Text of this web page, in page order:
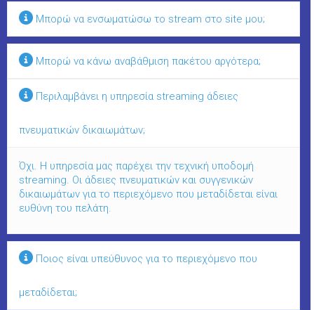
Μπορώ να ενσωματώσω το stream στο site μου;
Μπορώ να κάνω αναβάθμιση πακέτου αργότερα;
Περιλαμβάνει η υπηρεσία streaming άδειες
πνευματικών δικαιωμάτων;
Όχι. Η υπηρεσία μας παρέχει την τεχνική υποδομή
streaming. Οι άδειες πνευματικών και συγγενικών
δικαιωμάτων για το περιεχόμενο που μεταδίδεται είναι
ευθύνη του πελάτη.
Ποιος είναι υπεύθυνος για το περιεχόμενο που
μεταδίδεται;